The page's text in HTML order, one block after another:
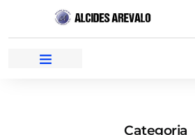
Categoria